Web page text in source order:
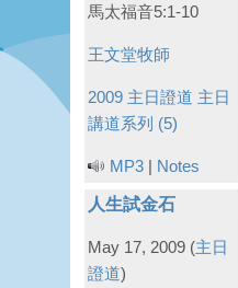
馬太福音5:1-10
王文堂牧師
2009 主日證道 主日
講道系列 (5)
MP3 | Notes
人生試金石
May 17, 2009 (主日
證道)